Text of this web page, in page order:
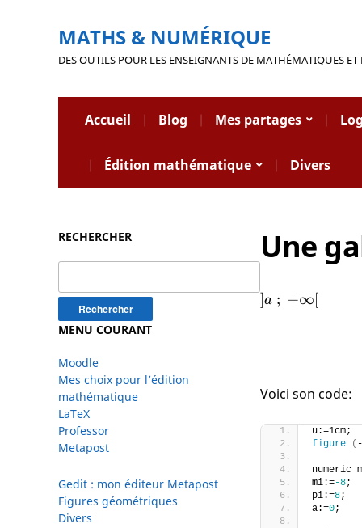
MATHS & NUMÉRIQUE
DES OUTILS POUR LES ENSEIGNANTS DE MATHÉMATIQUES
Accueil Blog Mes partages
Édition mathématique Divers
RECHERCHER
MENU COURANT
Moodle
Mes choix pour l’édition
mathématique
LaTeX
Professor
Metapost
Gedit : mon éditeur Metapost
Figures géométriques
Divers
Une
]a~;~+\infty[
]a ; +∞[
Voici son code:
u:=1cm;
figure
(
numeric
mi:=-8;
pi:=8;
a:=0;